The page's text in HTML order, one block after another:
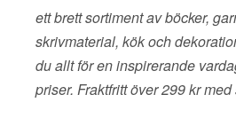
ett brett sortiment av böcker,
skrivmaterial, kök och
du allt för en inspirerande
priser. Fraktfritt över 299 kr